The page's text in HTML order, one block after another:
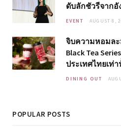
ดับลักชัวรีจากอั
EVENT AUGUST 8,
จิบความหอมละ
Black Tea
ประเทศไทยเท่
DINING OUT
POPULAR POSTS